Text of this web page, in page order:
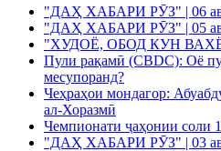
"ДАҲ ХАБАРИ РӮЗ" | 06
"ДАҲ ХАБАРИ РӮЗ" | 05
"ХУДОЁ, ОБОД КУН
Пули рақамӣ (CBDC): Оё
месупоранд?
Чеҳраҳои мондагор:
ал-Хоразмӣ
Чемпионати ҷаҳонии соли
"ДАҲ ХАБАРИ РӮЗ" | 03